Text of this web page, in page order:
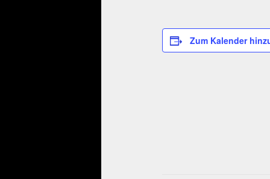
Zum Kalender